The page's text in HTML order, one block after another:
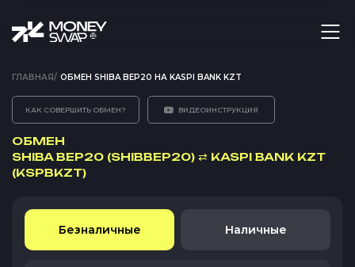
ГЛАВНАЯ/ ОБМЕН SHIBA BEP20 НА KASPI BANK KZT
КАК СОВЕРШИТЬ ОБМЕН? ВИДЕОИНСТРУКЦИЯ
ОБМЕН
SHIBA BEP20 (SHIBBEP20) ⇄ KASPI BANK KZT
(KSPBKZT)
Безналичные Наличные